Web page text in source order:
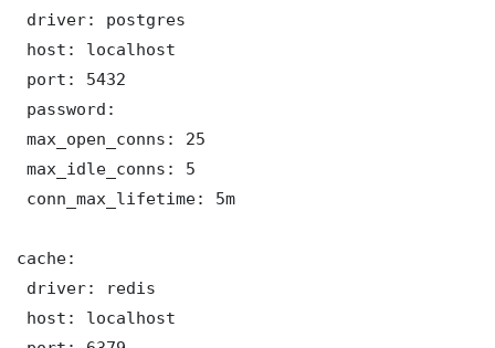
driver: postgres
host: localhost
port: 5432
password:
max_open_conns: 25
max_idle_conns: 5
conn_max_lifetime: 5m
cache:
driver: redis
host: localhost